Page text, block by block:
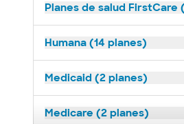
Planes de salud FirstCare
Humana (14 planes)
Medicaid (2 planes)
Medicare (2 planes)